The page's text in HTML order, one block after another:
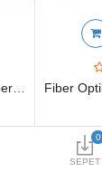
0
SEPET